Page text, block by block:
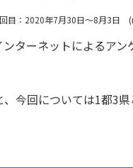
目：2020年7月30日～8月3日
ンターネットによるアン
今回については1都3